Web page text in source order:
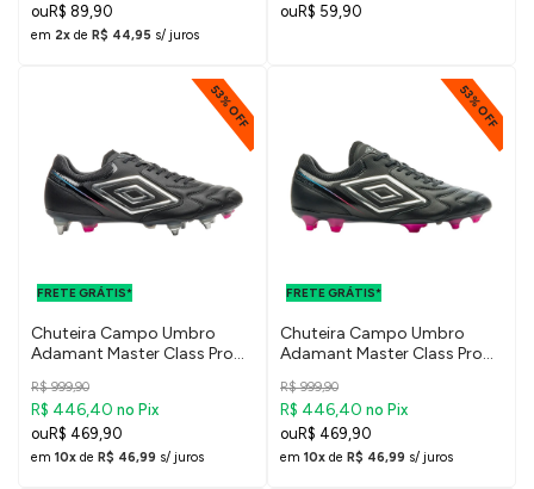
R$ 89,90
em 2x de R$ 44,95 s/ juros
R$ 59,90
53% OFF
FRETE GRÁTIS*
Chuteira Campo Umbro
Adamant Master Class Pro
R$ 999,90
R$ 446,40 no Pix
R$ 469,90
em 10x de R$ 46,99 s/ juros
53% OFF
FRETE GRÁTIS*
Chuteira Campo Umbro
Adamant Master Class Pro
R$ 999,90
R$ 446,40 no Pix
R$ 469,90
em 10x de R$ 46,99 s/ juros